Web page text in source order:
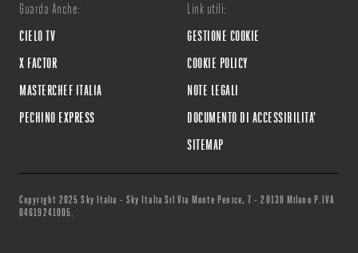
Guarda Anche:
CIELO TV
X FACTOR
MASTERCHEF ITALIA
PECHINO EXPRESS
Link utili:
GESTIONE COOKIE
COOKIE POLICY
NOTE LEGALI
DOCUMENTO DI ACCESSIBILITA'
SITEMAP
Copyright 2025 Sky Italia - Sky Italia Srl Via Monte Penice, 7 - 20138 Milano P.IVA
04619241005.